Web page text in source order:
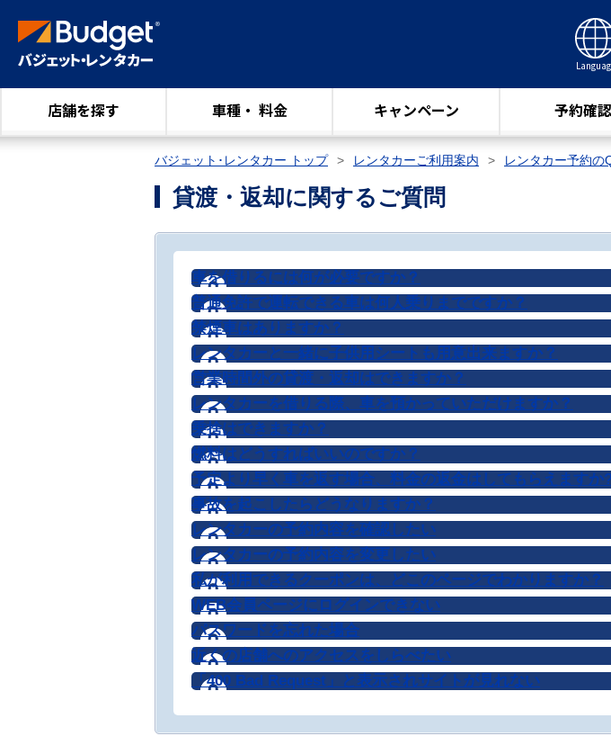
店舗を探す 車種・ 料金 キャンペーン 予約確認
バジェット･レンタカー トップ レンタカーご利用案内 レンタカー予約の
貸渡・返却に関するご質問
車を借りるには何が必要ですか？
普通免許で運転できる車は何人乗りまでですか？
禁煙車はありますか？
レンタカーと一緒に子供用シートも用意出来ますか？
営業時間外の貸渡・返却はできますか？
レンタカーを借りる際、車を預かっていただけますか？
乗捨はできますか？
燃料はどうすればいいのですか？
予定より早く車を返す場合、料金の返金はしてもらえますか?
事故を起こしたらどうなりますか？
レンタカーの予約内容を確認したい
レンタカーの予約内容を変更したい
私が利用できるクーポンは、どこのページでわかりますか？
WEB会員ページにログインできない
パスワードを忘れた場合
近くの店舗へのアクセスをしらべたい
「400 Bad Request」と表示されサイトが見れない